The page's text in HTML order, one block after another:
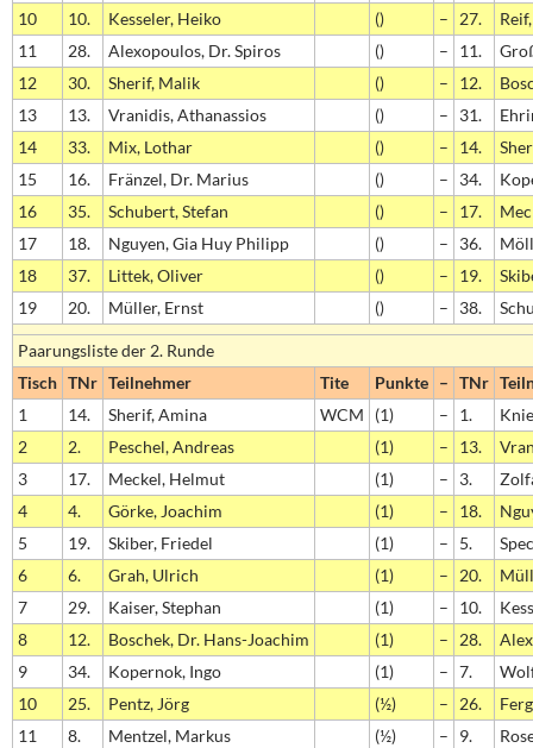
10
10. Kesseler, Heiko () – 27.
11
28. Alexopoulos, Dr. Spiros () – 11.
12
30. Sherif, Malik () – 12.
13
13. Vranidis, Athanassios () – 31.
14
33. Mix, Lothar () – 14.
15
16. Fränzel, Dr. Marius () – 34.
16
35. Schubert, Stefan () – 17.
17
18. Nguyen, Gia Huy Philipp () – 36.
18
37. Littek, Oliver () – 19.
19
20. Müller, Ernst () – 38.
Paarungsliste der 2. Runde
Tisch TNr Teilnehmer Tite Punkte – TNr
1
14. Sherif, Amina WCM (1) – 1.
2
2. Peschel, Andreas (1) – 13.
3
17. Meckel, Helmut (1) – 3.
4
4. Görke, Joachim (1) – 18.
5
19. Skiber, Friedel (1) – 5.
6
6. Grah, Ulrich (1) – 20.
7
29. Kaiser, Stephan (1) – 10.
8
12. Boschek, Dr. Hans-Joachim (1) – 28.
9
34. Kopernok, Ingo (1) – 7.
10
25. Pentz, Jörg (½) – 26.
11
8. Mentzel, Markus (½) – 9.